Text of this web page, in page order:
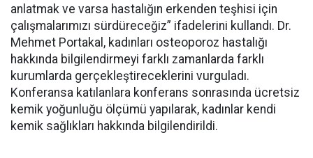
anlatmak ve varsa hastalığın erkenden teşhisi için
çalışmalarımızı sürdüreceğiz” ifadelerini kullandı. Dr.
Mehmet Portakal, kadınları osteoporoz hastalığı
hakkında bilgilendirmeyi farklı zamanlarda farklı
kurumlarda gerçekleştireceklerini vurguladı.
Konferansa katılanlara konferans sonrasında ücretsiz
kemik yoğunluğu ölçümü yapılarak, kadınlar kendi
kemik sağlıkları hakkında bilgilendirildi.